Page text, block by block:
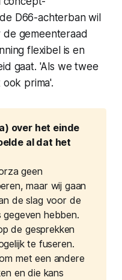
D66-achterban wil
gemeenteraad
flexibel is en
gaat. 'Als we twee
prima'.
over het einde
al dat het
geen
maar wij gaan
de slag voor de
hebben.
de gesprekken
te fuseren.
met een andere
en die kans